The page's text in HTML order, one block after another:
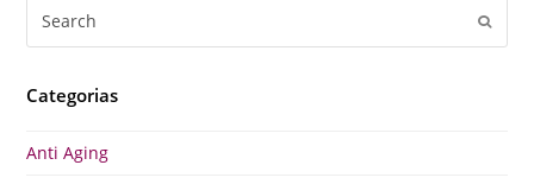
Categorias
Anti Aging